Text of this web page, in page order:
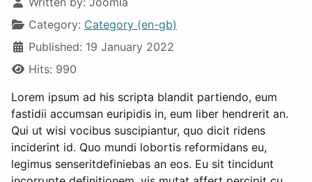
Category: Category (en-gb)
Published: 19 January 2022
Hits: 990
Lorem ipsum ad his scripta blandit partiendo, eum
fastidii accumsan euripidis in, eum liber hendrerit an.
Qui ut wisi vocibus suscipiantur, quo dicit ridens
inciderint id. Quo mundi lobortis reformidans eu,
legimus senseritdefiniebas an eos. Eu sit tincidunt